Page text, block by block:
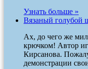
Узнать больше »
Вязаный голубой
Ах, до чего же
крючком! Автор
Кирсанова.
демонстрации